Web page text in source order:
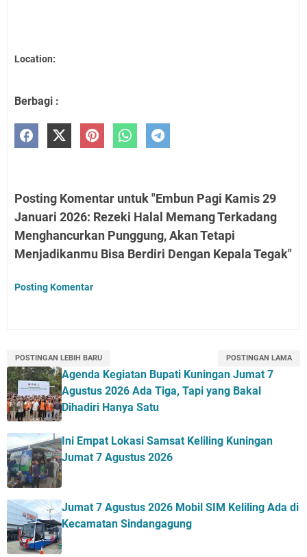
Location:
Berbagi :
Posting Komentar untuk "Embun Pagi Kamis 29
Januari 2026: Rezeki Halal Memang Terkadang
Menghancurkan Punggung, Akan Tetapi
Menjadikanmu Bisa Berdiri Dengan Kepala Tegak"
Posting Komentar
POSTINGAN LEBIH BARU POSTINGAN LAMA
Agenda Kegiatan Bupati Kuningan Jumat 7
Agustus 2026 Ada Tiga, Tapi yang Bakal
Dihadiri Hanya Satu
Ini Empat Lokasi Samsat Keliling Kuningan
Jumat 7 Agustus 2026
Jumat 7 Agustus 2026 Mobil SIM Keliling Ada di
Kecamatan Sindangagung